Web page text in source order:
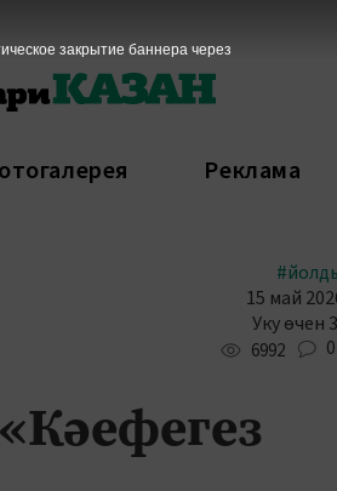
Реклама
15 май
Уку өчен
6992 0
закрытие баннера через